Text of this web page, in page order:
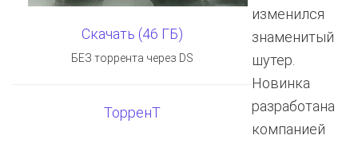
Скачать (46 ГБ)
БЕЗ торрента через DS
ТорренТ
изменился
знаменитый
шутер.
Новинка
разработана
компанией